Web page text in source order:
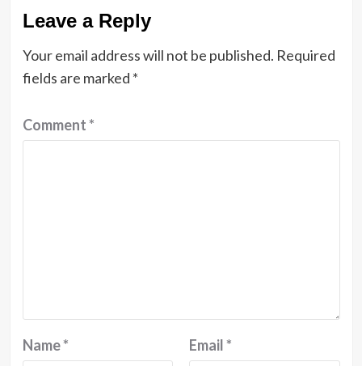
Leave a Reply
Your email address will not be published. Required
fields are marked *
Comment*
Name* Email*